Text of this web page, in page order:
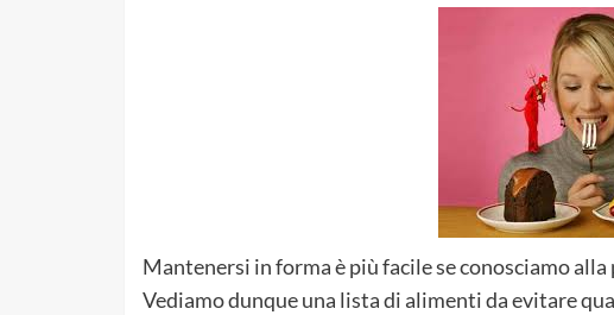
Mantenersi in forma è più facile se conosciamo
Vediamo dunque una lista di alimenti da evitare